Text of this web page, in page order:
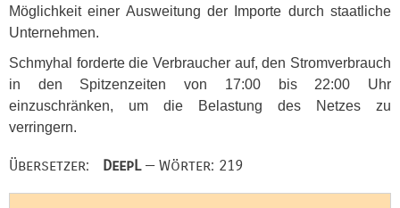
Möglichkeit einer Ausweitung der Importe durch staatliche
Unternehmen.
Schmyhal forderte die Verbraucher auf, den Stromverbrauch
in den Spitzenzeiten von 17:00 bis 22:00 Uhr
einzuschränken, um die Belastung des Netzes zu
verringern.
Übersetzer: DeepL— Wörter: 219